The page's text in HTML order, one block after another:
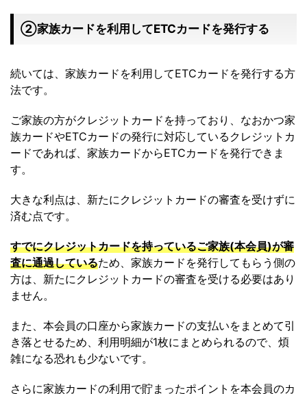
②家族カードを利用してETCカードを発行する
続いては、家族カードを利用してETCカードを発行する方
法です。
ご家族の方がクレジットカードを持っており、なおかつ家
族カードやETCカードの発行に対応しているクレジットカ
ードであれば、家族カードからETCカードを発行できま
す。
大きな利点は、新たにクレジットカードの審査を受けずに
済む点です。
すでにクレジットカードを持っているご家族(本会員)が審
査に通過しているため、家族カードを発行してもらう側の
方は、新たにクレジットカードの審査を受ける必要はあり
ません。
また、本会員の口座から家族カードの支払いをまとめて引
き落とせるため、利用明細が1枚にまとめられるので、煩
雑になる恐れも少ないです。
さらに家族カードの利用で貯まったポイントを本会員のカ